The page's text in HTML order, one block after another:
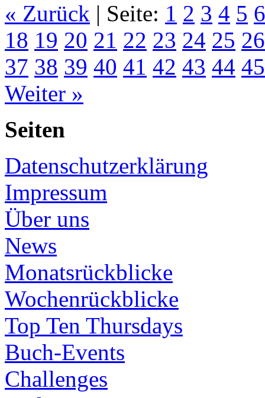
« Zurück | Seite: 1 2 3 4 5 6
18 19 20 21 22 23 24 25 26
37 38 39 40 41 42 43 44 45
Weiter »
Seiten
Datenschutzerklärung
Impressum
Über uns
News
Monatsrückblicke
Wochenrückblicke
Top Ten Thursdays
Buch-Events
Challenges